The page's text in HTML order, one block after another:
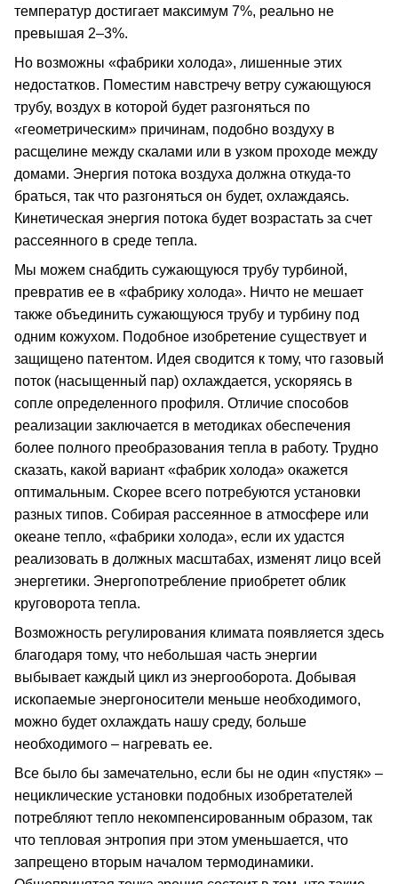
температур достигает максимум 7%, реально не
превышая 2–3%.
Но возможны «фабрики холода», лишенные этих
недостатков. Поместим навстречу ветру сужающуюся
трубу, воздух в которой будет разгоняться по
«геометрическим» причинам, подобно воздуху в
расщелине между скалами или в узком проходе между
домами. Энергия потока воздуха должна откуда-то
браться, так что разгоняться он будет, охлаждаясь.
Кинетическая энергия потока будет возрастать за счет
рассеянного в среде тепла.
Мы можем снабдить сужающуюся трубу турбиной,
превратив ее в «фабрику холода». Ничто не мешает
также объединить сужающуюся трубу и турбину под
одним кожухом. Подобное изобретение существует и
защищено патентом. Идея сводится к тому, что газовый
поток (насыщенный пар) охлаждается, ускоряясь в
сопле определенного профиля. Отличие способов
реализации заключается в методиках обеспечения
более полного преобразования тепла в работу. Трудно
сказать, какой вариант «фабрик холода» окажется
оптимальным. Скорее всего потребуются установки
разных типов. Собирая рассеянное в атмосфере или
океане тепло, «фабрики холода», если их удастся
реализовать в должных масштабах, изменят лицо всей
энергетики. Энергопотребление приобретет облик
круговорота тепла.
Возможность регулирования климата появляется здесь
благодаря тому, что небольшая часть энергии
выбывает каждый цикл из энергооборота. Добывая
ископаемые энергоносители меньше необходимого,
можно будет охлаждать нашу среду, больше
необходимого – нагревать ее.
Все было бы замечательно, если бы не один «пустяк» –
нециклические установки подобных изобретателей
потребляют тепло некомпенсированным образом, так
что тепловая энтропия при этом уменьшается, что
запрещено вторым началом термодинамики.